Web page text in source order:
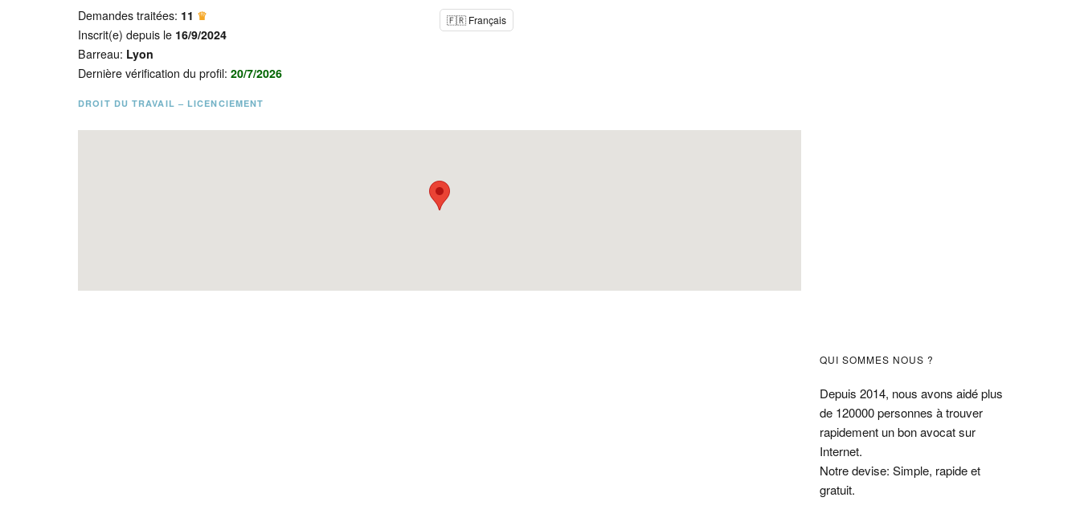
Demandes traitées: 11 ♛
Inscrit(e) depuis le 16/9/2024
Barreau: Lyon
Dernière vérification du profil:20/7/2026
🇫🇷 Français
DROIT DU TRAVAIL – LICENCIEMENT
Barre
latérale
principale
QUI SOMMES NOUS ?
Depuis 2014, nous avons aidé plus
de 120000 personnes à trouver
rapidement un bon avocat sur
Internet.
Notre devise: Simple, rapide et
gratuit.